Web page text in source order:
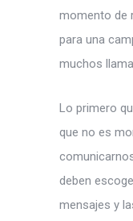
momento de
para una
muchos
Lo primero
que no es
deben
mensajes y